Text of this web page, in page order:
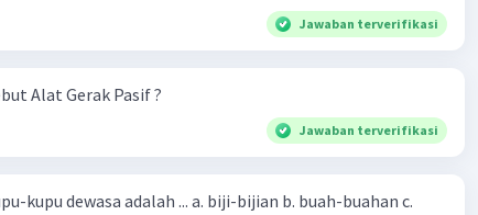
Jawaban terverifikasi
Alat Gerak Pasif ?
Jawaban terverifikasi
adalah ... a. biji-bijian b. buah-buahan c.